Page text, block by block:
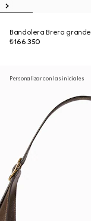
Bandolera Brera grande
₺166.350
Personalizar con las iniciales